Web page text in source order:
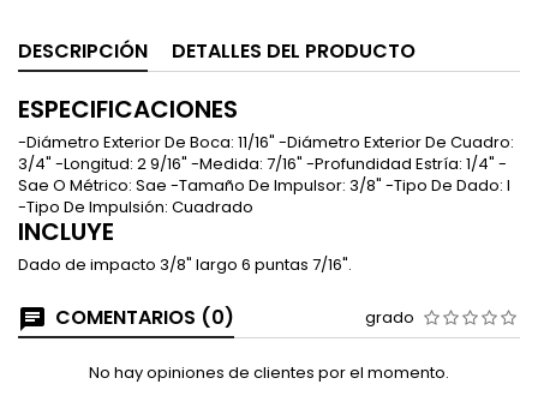
DESCRIPCIÓN DETALLES DEL PRODUCTO
ESPECIFICACIONES
-Diámetro Exterior De Boca: 11/16" -Diámetro Exterior De Cuadro:
3/4" -Longitud: 2 9/16" -Medida: 7/16" -Profundidad Estría: 1/4" -
Sae O Métrico: Sae -Tamaño De Impulsor: 3/8" -Tipo De Dado: I
-Tipo De Impulsión: Cuadrado
INCLUYE
Dado de impacto 3/8" largo 6 puntas 7/16".
COMENTARIOS (0) grado
No hay opiniones de clientes por el momento.